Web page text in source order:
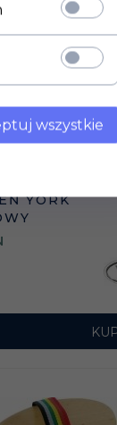
YORK
wszystkie